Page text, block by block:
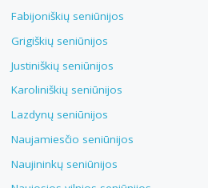
Fabijoniškių seniūnijos
Grigiškių seniūnijos
Justiniškių seniūnijos
Karoliniškių seniūnijos
Lazdynų seniūnijos
Naujamiesčio seniūnijos
Naujininkų seniūnijos